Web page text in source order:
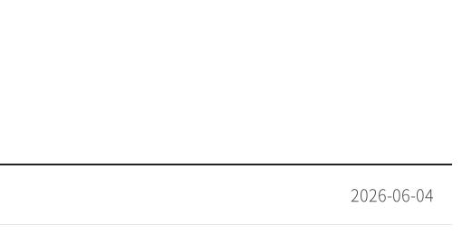
2026-06-04